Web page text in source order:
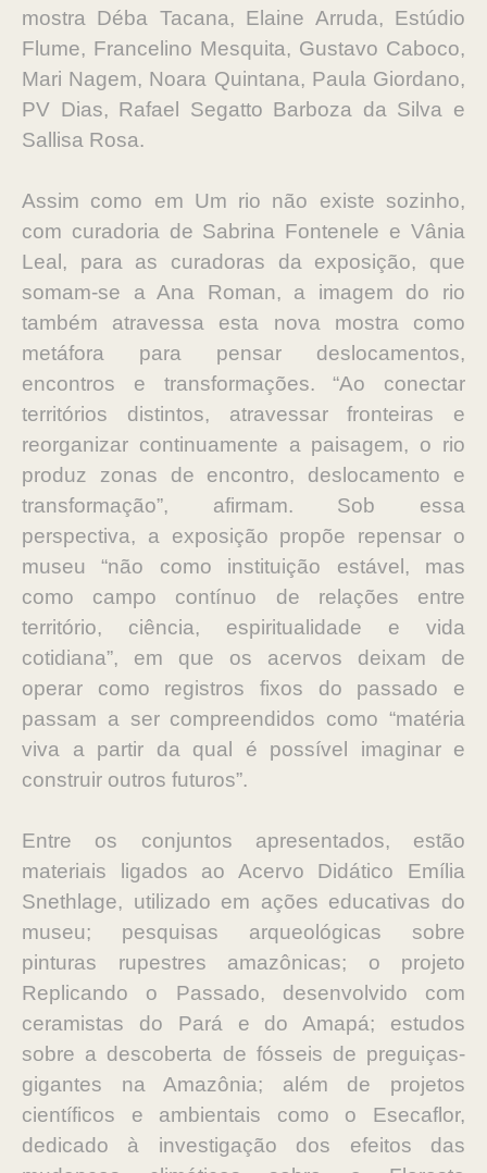
mostra Déba Tacana, Elaine Arruda, Estúdio
Flume, Francelino Mesquita, Gustavo Caboco,
Mari Nagem, Noara Quintana, Paula Giordano,
PV Dias, Rafael Segatto Barboza da Silva e
Sallisa Rosa.
Assim como em Um rio não existe sozinho,
com curadoria de Sabrina Fontenele e Vânia
Leal, para as curadoras da exposição, que
somam-se a Ana Roman, a imagem do rio
também atravessa esta nova mostra como
metáfora para pensar deslocamentos,
encontros e transformações. “Ao conectar
territórios distintos, atravessar fronteiras e
reorganizar continuamente a paisagem, o rio
produz zonas de encontro, deslocamento e
transformação”, afirmam. Sob essa
perspectiva, a exposição propõe repensar o
museu “não como instituição estável, mas
como campo contínuo de relações entre
território, ciência, espiritualidade e vida
cotidiana”, em que os acervos deixam de
operar como registros fixos do passado e
passam a ser compreendidos como “matéria
viva a partir da qual é possível imaginar e
construir outros futuros”.
Entre os conjuntos apresentados, estão
materiais ligados ao Acervo Didático Emília
Snethlage, utilizado em ações educativas do
museu; pesquisas arqueológicas sobre
pinturas rupestres amazônicas; o projeto
Replicando o Passado, desenvolvido com
ceramistas do Pará e do Amapá; estudos
sobre a descoberta de fósseis de preguiças-
gigantes na Amazônia; além de projetos
científicos e ambientais como o Esecaflor,
dedicado à investigação dos efeitos das